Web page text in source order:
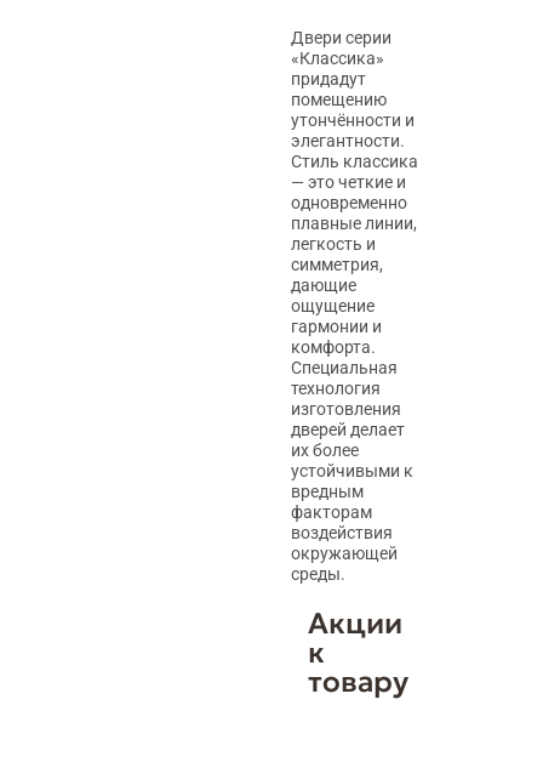
Двери серии
«Классика»
придадут
помещению
утончённости и
элегантности.
Стиль классика
— это четкие и
одновременно
плавные линии,
легкость и
симметрия,
дающие
ощущение
гармонии и
комфорта.
Специальная
технология
изготовления
дверей делает
их более
устойчивыми к
вредным
факторам
воздействия
окружающей
среды.
Акции
к
товару